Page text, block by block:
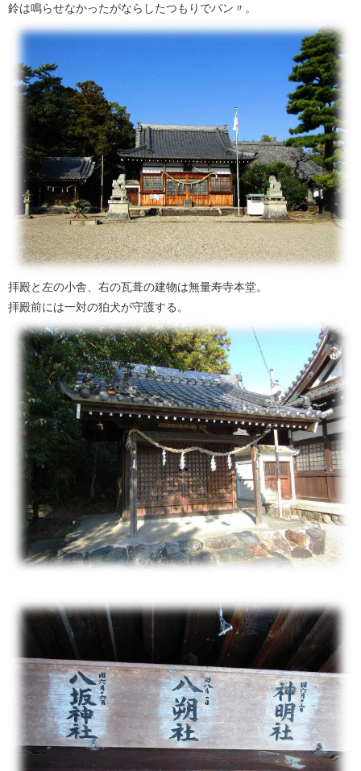
鈴は鳴らせなかったがならしたつもりでパン〃。
拝殿と左の小舎、右の瓦葺の建物は無量寿寺本堂。
拝殿前には一対の狛犬が守護する。